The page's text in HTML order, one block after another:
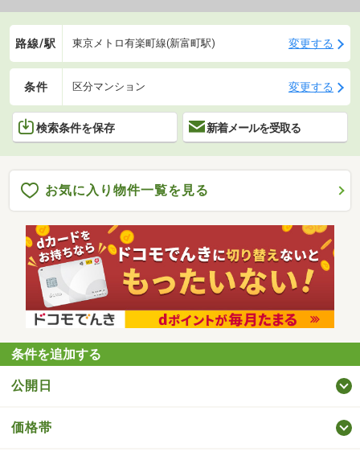
路線/駅 東京メトロ有楽町線(新富町駅) 変更する
条件 区分マンション 変更する
検索条件を保存 新着メールを受取る
お気に入り物件一覧を見る
条件を追加する
公開日
価格帯